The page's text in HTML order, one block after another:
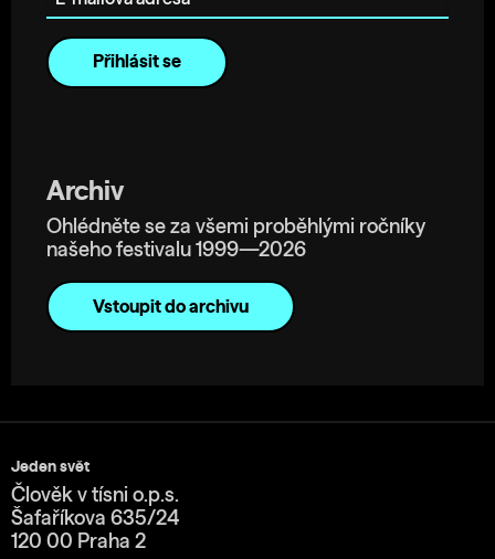
Archiv
Ohlédněte se za všemi proběhlými ročníky
našeho festivalu 1999—2026
Vstoupit do archivu
Jeden svět
Člověk v tísni o.p.s.
Šafaříkova 635/24
120 00 Praha 2